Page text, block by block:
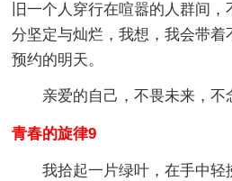
旧一个人穿行在喧嚣的人群间
分坚定与灿烂，我想，我会带
预约的明天。
亲爱的自己，不畏未来，不
青春的旋律9
我拾起一片绿叶，在手中轻